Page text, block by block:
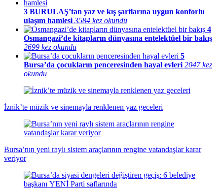
3 BURULAŞ’tan yaz ve kış şartlarına uygun konforlu
ulaşım hamlesi 3584 kez okundu
4
Osmangazi’de kitapların dünyasına entelektüel bir bakış
2699 kez okundu
5
Bursa’da çocukların penceresinden hayal evleri 2047 kez
okundu
İznik’te müzik ve sinemayla renklenen yaz geceleri
Bursa’nın yeni raylı sistem araçlarının rengine vatandaşlar karar
veriyor